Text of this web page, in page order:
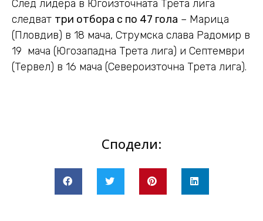
След лидера в Югоизточната Трета лига
следват три отбора с по 47 гола – Марица
(Пловдив) в 18 мача, Струмска слава Радомир в
19 мача (Югозападна Трета лига) и Септември
(Тервел) в 16 мача (Североизточна Трета лига).
Сподели: